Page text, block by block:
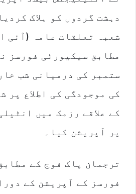
a
دہشت گردوں کو ہلاک
شعبہ تعلقات عامہ (آئی
ستمبر کی درمیانی شب
کی موجودگی کی اطلاع پر
کے علاقے رزمک میں
پر آپریشن کیا۔
ترجمان پاک فوج کے
فورسز کے آپریشن کے